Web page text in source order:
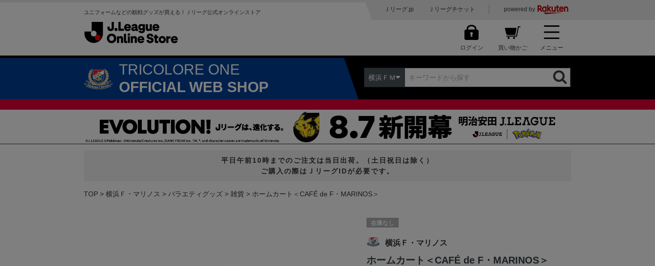
ユニフォームなどの観戦グッズが買える！Ｊリーグ公式オンラインストア Ｊリーグ.jp Ｊリーグチケット powered by
ログイン 買い物かご メニュー
TRICOLORE ONE
OFFICIAL WEB SHOP
横浜ＦＭ
平日午前10時までのご注文は当日出荷。（土日祝日は除く）
ご購入の際はＪリーグIDが必要です。
TOP 横浜Ｆ・マリノス バラエティグッズ 雑貨 ホームカート＜CAFÉ de F・MARINOS＞
在庫なし
横浜Ｆ・マリノス
ホームカート＜CAFÉ de F・MARINOS＞